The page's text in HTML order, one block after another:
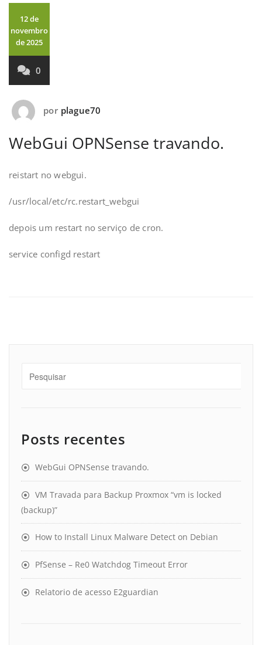
12 de
novembro
de 2025
0
por plague70
WebGui OPNSense travando.
reistart no webgui.
/usr/local/etc/rc.restart_webgui
depois um restart no serviço de cron.
service configd restart
Posts recentes
WebGui OPNSense travando.
VM Travada para Backup Proxmox “vm is locked
(backup)”
How to Install Linux Malware Detect on Debian
PfSense – Re0 Watchdog Timeout Error
Relatorio de acesso E2guardian